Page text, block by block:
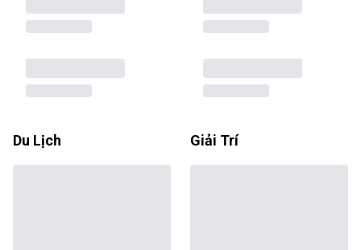
Du Lịch Giải Trí